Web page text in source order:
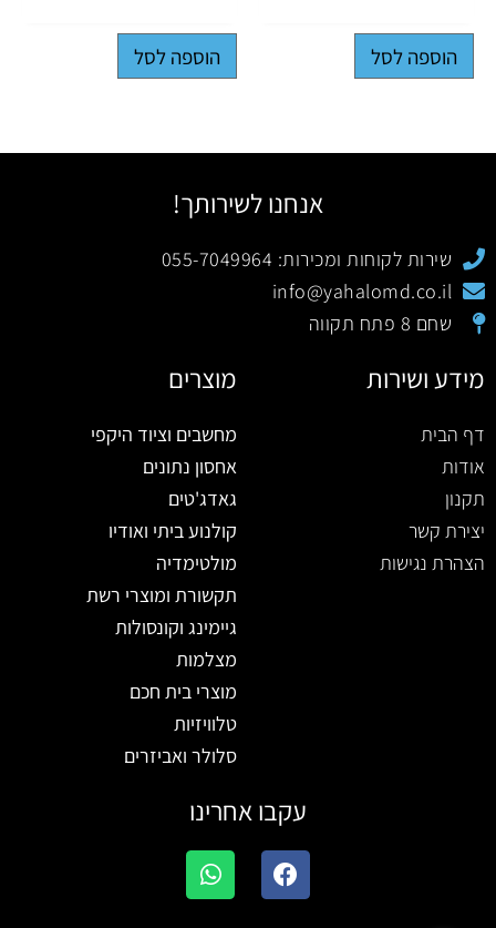
הוספה לסל הוספה לסל
אנחנו לשירותך!
שירות לקוחות ומכירות: 055-7049964
info@yahalomd.co.il
שחם 8 פתח תקווה
מידע ושירות
דף הבית
אודות
תקנון
יצירת קשר
הצהרת נגישות
מוצרים
מחשבים וציוד היקפי
אחסון נתונים
גאדג'טים
קולנוע ביתי ואודיו
מולטימדיה
תקשורת ומוצרי רשת
גיימינג וקונסולות
מצלמות
מוצרי בית חכם
טלוויזיות
סלולר ואביזרים
עקבו אחרינו
F
a
W
h